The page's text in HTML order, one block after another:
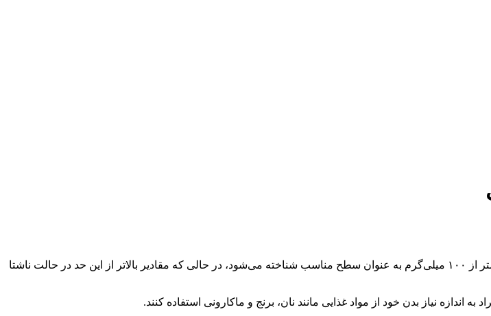
به گزارش خبرگزاری مهر به نقل از وبدا، آناهیتا منصوری متخصص تغذیه گفت: میزان قند خون کمتر از ۱۰۰ میلی‌گرم به عنوان سطح مناسب شناخته می‌شود، در حالی که مقادیر بالاتر از این حد در حالت ناشتا
نیاز بدن خود از مواد غذایی مانند نان، برنج و ماکارونی استفاده کنند.